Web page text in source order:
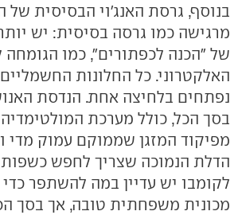
בנוסף, גרסת האנג'וי הבסיסית של
מרגישה כמו גרסה בסיסית: יש
של "הכנה לכפתורים", כמו הגומחה
האלקטרוני. כל החלונות
נפתחים בלחיצה אחת. הנדסת
בסך הכל, כולל מערכת
מפיקוד המזגן שממוקם עמוק מדי
הדלת הנמוכה שצריך לחפש
לקומבו יש עדיין במה להשתפר
מכונית משפחתית טובה, אך בסך